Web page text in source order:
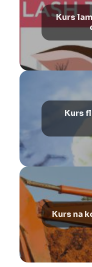
Kurs
Kurs
Kurs na